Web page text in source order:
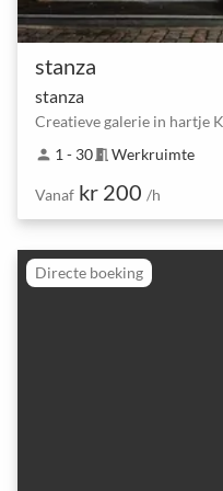
stanza
stanza
person 1 - 30meeting_room Werkruimte
Vanaf kr 200 /h
Directe boeking